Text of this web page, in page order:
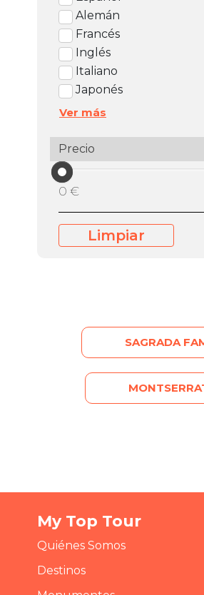
Alemán
Francés
Inglés
Italiano
Japonés
Ver más
Precio
0 €
Limpiar
SAGRADA
My Top Tour
Quiénes Somos
Destinos